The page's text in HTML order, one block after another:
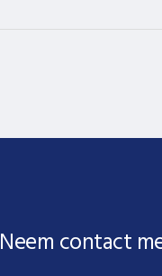
Neem contact